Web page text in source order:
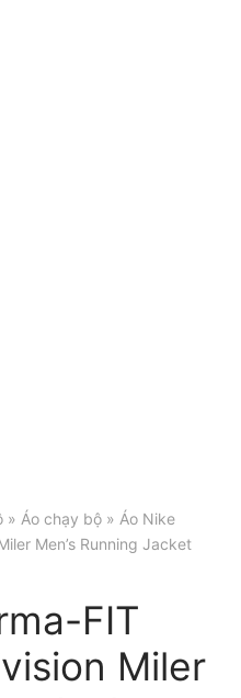
» Áo chạy bộ » Áo Nike
Men’s Running Jacket
FIT
Miler